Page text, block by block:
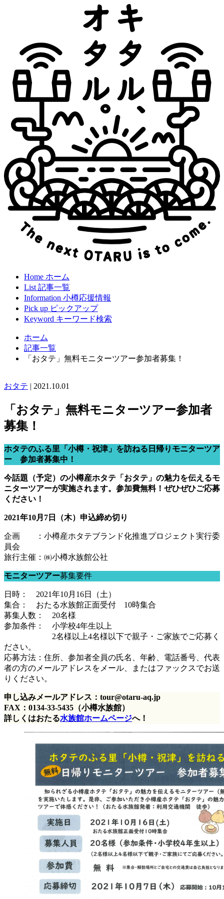
Home ホーム
List 記事一覧
Information 小樽応援情報
Pick up ピックアップ
Keyword キーワード検索
ホーム
記事一覧
「おタテ」無料モニターツアー参加者募集！
おタテ | 2021.10.01
「おタテ」無料モニターツアー参加者
募集！
ホタテのふる里「小樽・祝津」を訪ねる日帰りモニターツア
ー 参加者募集中！
今話題（予定）の小樽産ホタテ「おタテ」の魅力を伝えるモ
ニターツアーが実施されます。参加費無料！ぜひぜひご応募
ください！
2021年10月7日（木）申込締め切り
企画 ：小樽産ホタテブランド化推進プロジェクト実行委
員会
旅行主催：㈱小樽水族館公社
モニターツアー募集要件
日時： 2021年10月16日（土）
集合： おたる水族館正面受付 10時集合
募集人数： 20名様
参加条件： 小学校4年生以上
2名様以上4名様以下で親子・ご家族でご応募く
ださい。
応募方法：住所、参加者全員の氏名、年齢、電話番号、代表
者の方のメールアドレスをメール、またはファックスでお送
りください。
申し込みメールアドレス：tour@otaru-aq.jp
FAX：0134-33-5435（小樽水族館）
詳しくはおたる水族館ホームページへ！